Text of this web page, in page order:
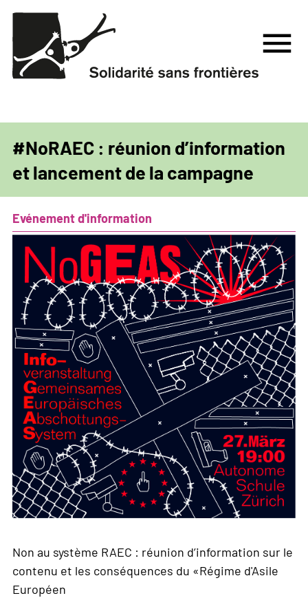
Aller
contenu
principal
menu
#NoRAEC : réunion d’information
et lancement de la campagne
Evénement d'information
Non au système RAEC : réunion d’information sur le
contenu et les conséquences du «Régime d'Asile
Européen